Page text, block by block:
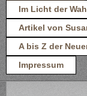
Im Licht der
Artikel von
A bis Z der
Impressum